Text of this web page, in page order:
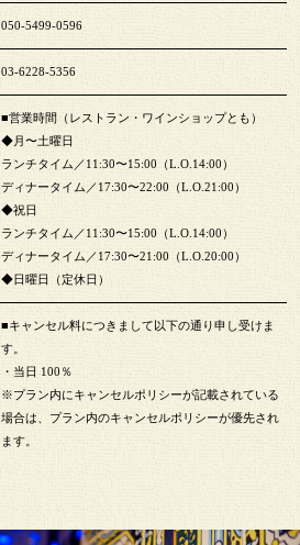
050-5499-0596
03-6228-5356
■営業時間（レストラン・ワインショップとも）
◆月〜土曜日
ランチタイム／11:30〜15:00（L.O.14:00）
ディナータイム／17:30〜22:00（L.O.21:00）
◆祝日
ランチタイム／11:30〜15:00（L.O.14:00）
ディナータイム／17:30〜21:00（L.O.20:00）
◆日曜日（定休日）
■キャンセル料につきまして以下の通り申し受けま
す。
・当日 100％
※プラン内にキャンセルポリシーが記載されている
場合は、プラン内のキャンセルポリシーが優先され
ます。